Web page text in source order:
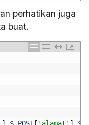
perhatikan juga
buat.
],$_POST[ 'alamat' ],